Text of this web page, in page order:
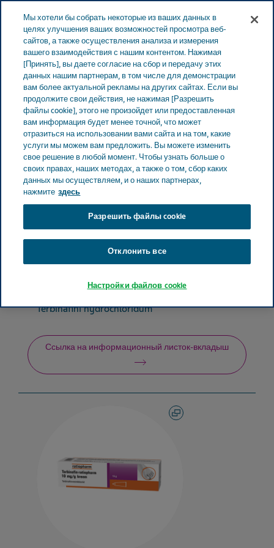
ЭСТОНИЯ
Estonia Продукты Каталог продуктов
Terbinafin-
ratiopharm (Terbinafinum) крем
Terbinafin-ratiopharm
(Terbinafinum) крем
ДЛЯ КОЖИ
Терапевтический класс
Активный ингредиент
Terbinafini hydrochloridum
Ссылка на информационный листок-вкладыш
Мы хотели бы собрать некоторые из ваших данных в
целях улучшения ваших возможностей просмотра веб-
сайтов, а также осуществления анализа и измерения
вашего взаимодействия с нашим контентом. Нажимая
[Принять], вы даете согласие на сбор и передачу этих
данных нашим партнерам, в том числе для демонстрации
вам более актуальной рекламы на других сайтах. Если вы
продолжите свои действия, не нажимая [Разрешить
файлы cookie], этого не произойдет или предоставленная
вам информация будет менее точной, что может
отразиться на использовании вами сайта и на том, какие
услуги мы можем вам предложить. Вы можете изменить
свое решение в любой момент. Чтобы узнать больше о
своих правах, наших методах, а также о том, сбор каких
данных мы осуществляем, и о наших партнерах,
нажмите здесь
Разрешить файлы cookie
Отклонить все
Настройки файлов cookie